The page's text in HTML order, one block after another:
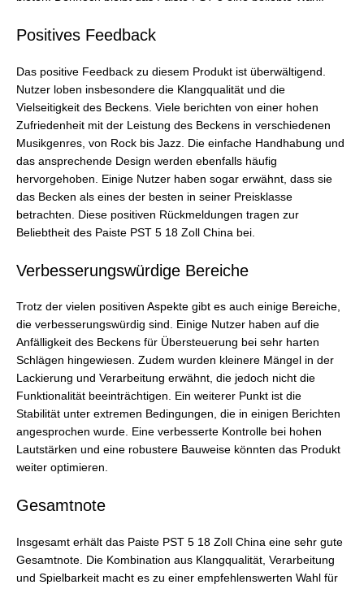
Positives Feedback
Das positive Feedback zu diesem Produkt ist überwältigend.
Nutzer loben insbesondere die Klangqualität und die
Vielseitigkeit des Beckens. Viele berichten von einer hohen
Zufriedenheit mit der Leistung des Beckens in verschiedenen
Musikgenres, von Rock bis Jazz. Die einfache Handhabung und
das ansprechende Design werden ebenfalls häufig
hervorgehoben. Einige Nutzer haben sogar erwähnt, dass sie
das Becken als eines der besten in seiner Preisklasse
betrachten. Diese positiven Rückmeldungen tragen zur
Beliebtheit des Paiste PST 5 18 Zoll China bei.
Verbesserungswürdige Bereiche
Trotz der vielen positiven Aspekte gibt es auch einige Bereiche,
die verbesserungswürdig sind. Einige Nutzer haben auf die
Anfälligkeit des Beckens für Übersteuerung bei sehr harten
Schlägen hingewiesen. Zudem wurden kleinere Mängel in der
Lackierung und Verarbeitung erwähnt, die jedoch nicht die
Funktionalität beeinträchtigen. Ein weiterer Punkt ist die
Stabilität unter extremen Bedingungen, die in einigen Berichten
angesprochen wurde. Eine verbesserte Kontrolle bei hohen
Lautstärken und eine robustere Bauweise könnten das Produkt
weiter optimieren.
Gesamtnote
Insgesamt erhält das Paiste PST 5 18 Zoll China eine sehr gute
Gesamtnote. Die Kombination aus Klangqualität, Verarbeitung
und Spielbarkeit macht es zu einer empfehlenswerten Wahl für